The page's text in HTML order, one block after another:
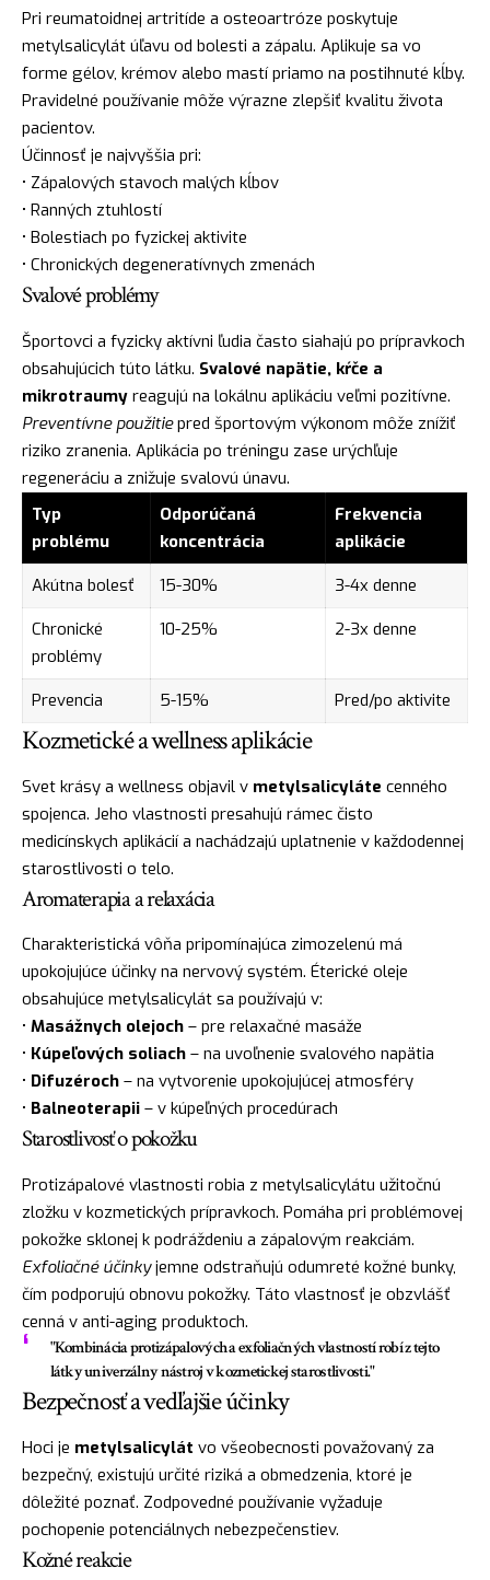
Pri reumatoidnej artritíde a osteoartróze poskytuje
metylsalicylát úľavu od bolesti a zápalu. Aplikuje sa vo
forme gélov, krémov alebo mastí priamo na postihnuté kĺby.
Pravidelné používanie môže výrazne zlepšiť kvalitu života
pacientov.
Účinnosť je najvyššia pri:
• Zápalových stavoch malých kĺbov
• Ranných ztuhlostí
• Bolestiach po fyzickej aktivite
• Chronických degeneratívnych zmenách
Svalové problémy
Športovci a fyzicky aktívni ľudia často siahajú po prípravkoch
obsahujúcich túto látku. Svalové napätie, kŕče a
mikrotraumy reagujú na lokálnu aplikáciu veľmi pozitívne.
Preventívne použitiepred športovým výkonom môže znížiť
riziko zranenia. Aplikácia po tréningu zase urýchľuje
regeneráciu a znižuje svalovú únavu.
Typ
problému
Odporúčaná
koncentrácia
Frekvencia
aplikácie
Akútna bolesť
15-30%
3-4x denne
Chronické
problémy
10-25% 2-3x denne
Prevencia 5-15% Pred/po aktivite
Kozmetické a wellness aplikácie
Svet krásy a wellness objavil v metylsalicyláte cenného
spojenca. Jeho vlastnosti presahujú rámec čisto
medicínskych aplikácií a nachádzajú uplatnenie v každodennej
starostlivosti o telo.
Aromaterapia a relaxácia
Charakteristická vôňa pripomínajúca zimozelenú má
upokojujúce účinky na nervový systém. Éterické oleje
obsahujúce metylsalicylát sa používajú v:
• Masážnych olejoch – pre relaxačné masáže
• Kúpeľových soliach – na uvoľnenie svalového napätia
• Difuzéroch – na vytvorenie upokojujúcej atmosféry
• Balneoterapii – v kúpeľných procedúrach
Starostlivosť o pokožku
Protizápalové vlastnosti robia z metylsalicylátu užitočnú
zložku v kozmetických prípravkoch. Pomáha pri problémovej
pokožke sklonej k podráždeniu a zápalovým reakciám.
Exfoliačné účinkyjemne odstraňujú odumreté kožné bunky,
čím podporujú obnovu pokožky. Táto vlastnosť je obzvlášť
cenná v anti-aging produktoch.
"Kombinácia protizápalových a exfoliačných vlastností robí z tejto
látky univerzálny nástroj v kozmetickej starostlivosti."
Bezpečnosť a vedľajšie účinky
Hoci je metylsalicylát vo všeobecnosti považovaný za
bezpečný, existujú určité riziká a obmedzenia, ktoré je
dôležité poznať. Zodpovedné používanie vyžaduje
pochopenie potenciálnych nebezpečenstiev.
Kožné reakcie